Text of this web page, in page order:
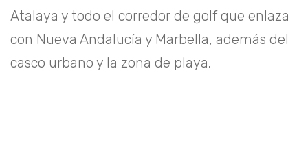
Atalaya y todo el corredor de golf que enlaza
con Nueva Andalucía y Marbella, además del
casco urbano y la zona de playa.